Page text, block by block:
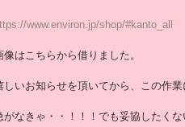
www.environ.jp/shop/#kanto_all
像はこちらから借りました。
しいお知らせを頂いてから、この作業
がなきゃ・・！！！でも妥協したくな